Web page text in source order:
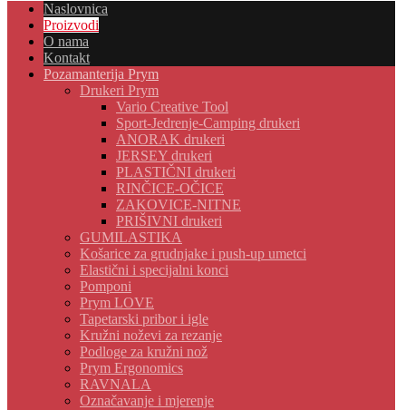
Naslovnica
Proizvodi
O nama
Kontakt
Pozamanterija Prym
Drukeri Prym
Vario Creative Tool
Sport-Jedrenje-Camping drukeri
ANORAK drukeri
JERSEY drukeri
PLASTIČNI drukeri
RINČICE-OČICE
ZAKOVICE-NITNE
PRIŠIVNI drukeri
GUMILASTIKA
Košarice za grudnjake i push-up umetci
Elastični i specijalni konci
Pomponi
Prym LOVE
Tapetarski pribor i igle
Kružni noževi za rezanje
Podloge za kružni nož
Prym Ergonomics
RAVNALA
Označavanje i mjerenje